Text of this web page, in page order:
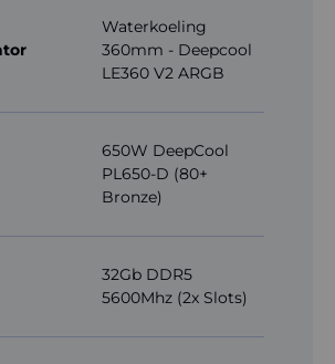
Waterkoeling
360mm - Deepcool
LE360 V2 ARGB
650W DeepCool
PL650-D (80+
Bronze)
32Gb DDR5
5600Mhz (2x Slots)